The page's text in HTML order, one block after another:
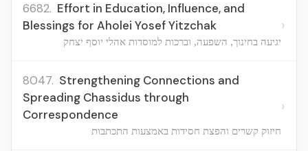
6682. Effort in Education, Influence, and
Blessings for Aholei Yosef Yitzchak
יגיעה בחינוך, השפעה, וברכות למוסדות אהלי יוסף יצחק
›
8047. Strengthening Connections and
Spreading Chassidus through
Correspondence
חיזוק קשרים והפצת חסידות באמצעות התכתבות
›